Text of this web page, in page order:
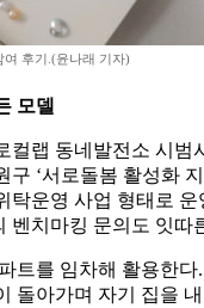
여 후기.(윤나래 기자)
모델
컬랩 동네발전소 시범
구 ‘서로돌봄 활성화
탁운영 사업 형태로 운
벤치마킹 문의도 잇따
트를 임차해 활용한다
돌아가며 자기 집을